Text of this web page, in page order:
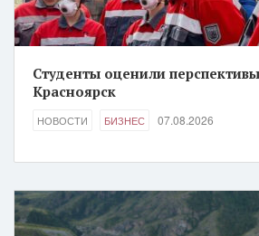
Студенты оценили
Красноярск
НОВОСТИ БИЗНЕС 07.08.2026